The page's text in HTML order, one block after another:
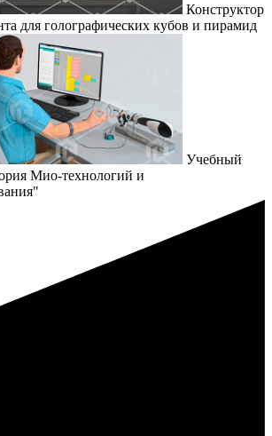
Конструктор
для голографических кубов и пирамид
Учебный
Мио-технологий и